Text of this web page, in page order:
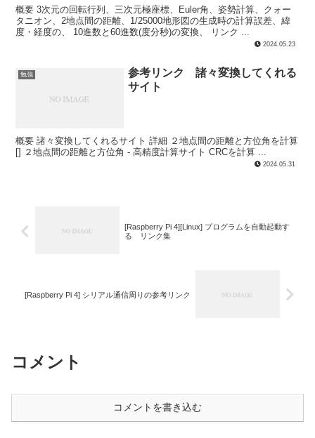
概要 3次元の回転行列、三次元極座標、Euler角、姿勢計算、クォー
タニオン、2地点間の距離、1/25000地形図の生成時の計算誤差、緯
度・経度の、 10進数と60進数(度分秒)の変換、 リンク ...
2024.05.23
勉強
参考リンク 諸々変換してくれる
サイト
概要 諸々変換してくれるサイト 詳細 ２地点間の距離と方位角を計算
[] ２地点間の距離と方位角 - 高精度計算サイト CRCを計算 ...
2024.05.31
[Raspberry Pi 4][Linux] プログラムを自動起動す
る リンク集
[Raspberry Pi 4] シリアル通信周りの参考リンク
コメント
コメントを書き込む